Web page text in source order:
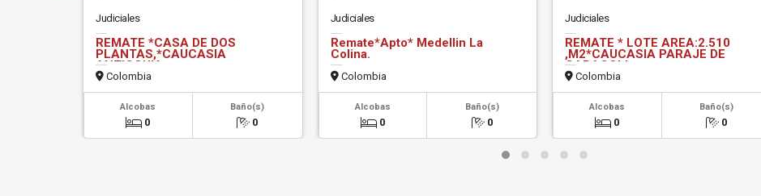
Judiciales
REMATE *CASA DE DOS
PLANTAS,*CAUCASIA
ANTIOQUIA.
Colombia
Alcobas
0
Baño(s)
0
Judiciales
Remate*Apto* Medellin La
Colina.
Colombia
Alcobas
0
Baño(s)
0
Judiciales
REMATE * LOTE AREA:2.510
,M2*CAUCASIA PARAJE DE
CARACOLI.
Colombia
Alcobas
0
Baño(s)
0